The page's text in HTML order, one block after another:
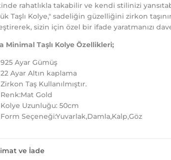
rahatlıkla takabilir ve kendi stilinizi
Taşlı Kolye," sadeliğin güzelliğini zirkon
sizin için özel bir ifade yaratmanızı
Minimal Taşlı Kolye Özellikleri;
925 Ayar Gümüş
22 Ayar Altın kaplama
Zirkon Taş Kullanılmıştır.
Renk:Mat Gold
Kolye Uzunluğu: 50cm
Form Seçeneği:Yuvarlak,Damla,Kalp,Göz
ve İade